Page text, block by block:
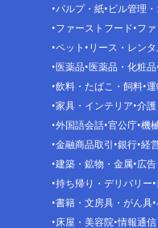
パルプ・紙 ビル管理
ファーストフード フ
ペット リース・レン
医薬品 医薬品・化粧品
飲料・たばこ・飼料
家具・インテリア 介
外国語会話 官公庁 機
金融商品取引 銀行 経
建築・鉱物・金属 広
持ち帰り・デリバリー
書籍・文房具・がん具
床屋・美容院 情報通